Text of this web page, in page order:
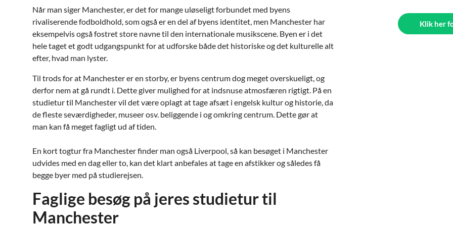
Når man siger Manchester, er det for mange uløseligt forbundet med byens
rivaliserende fodboldhold, som også er en del af byens identitet, men Manchester har
eksempelvis også fostret store navne til den internationale musikscene. Byen er i det
hele taget et godt udgangspunkt for at udforske både det historiske og det kulturelle alt
efter, hvad man lyster.
Til trods for at Manchester er en storby, er byens centrum dog meget overskueligt, og
derfor nem at gå rundt i. Dette giver mulighed for at indsnuse atmosfæren rigtigt. På en
studietur til Manchester vil det være oplagt at tage afsæt i engelsk kultur og historie, da
de fleste seværdigheder, museer osv. beliggende i og omkring centrum. Dette gør at
man kan få meget fagligt ud af tiden.
En kort togtur fra Manchester finder man også Liverpool, så kan besøget i Manchester
udvides med en dag eller to, kan det klart anbefales at tage en afstikker og således få
begge byer med på studierejsen.
Faglige besøg på jeres studietur til
Manchester
Klik her